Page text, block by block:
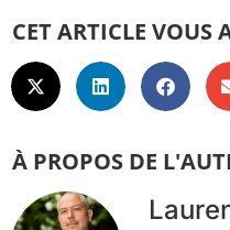
CET ARTICLE VOUS
À PROPOS DE